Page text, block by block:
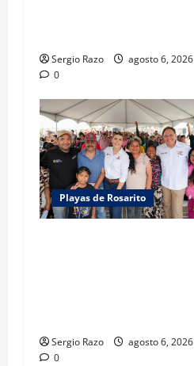
Sergio Razo
agosto 6, 2026
0
Playas de Rosarito
Sergio Razo
agosto 6, 2026
0